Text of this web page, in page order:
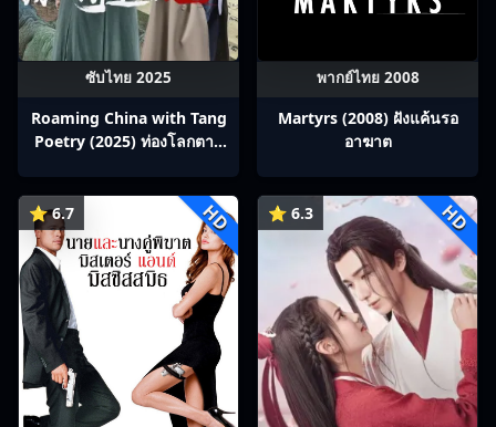
ซับไทย 2025
Roaming China with Tang
Poetry (2025) ท่องโลกตาม
พากย์ไทย 2008
Martyrs (2008) ฝังแค้นรอ
อาฆาต
⭐ 6.7 HD ⭐ 6.3 HD